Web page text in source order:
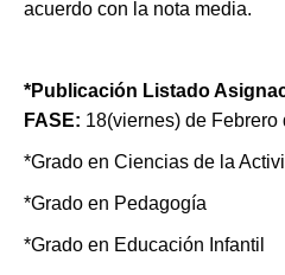
acuerdo con la nota media.
*Publicación Listado
FASE: 18(viernes) de Febrero
*Grado en Ciencias de la
*Grado en Pedagogía
*Grado en Educación Infantil